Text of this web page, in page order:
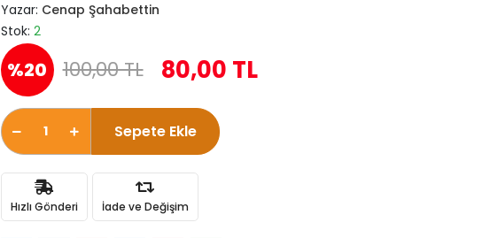
Yazar: Cenap Şahabettin
Stok: 2
%20 100,00 TL 80,00 TL
Sepete Ekle
Hızlı Gönderi İade ve Değişim